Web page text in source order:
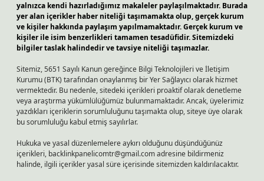
yalnızca kendi hazırladığımız makaleler paylaşılmaktadır. Burada
yer alan içerikler haber niteliği taşımamakta olup, gerçek kurum
ve kişiler hakkında paylaşım yapılmamaktadır. Gerçek kurum ve
kişiler ile isim benzerlikleri tamamen tesadüfidir. Sitemizdeki
bilgiler taslak halindedir ve tavsiye niteliği taşımazlar.
Sitemiz, 5651 Sayılı Kanun gereğince Bilgi Teknolojileri ve İletişim
Kurumu (BTK) tarafından onaylanmış bir Yer Sağlayıcı olarak hizmet
vermektedir. Bu nedenle, sitedeki içerikleri proaktif olarak denetleme
veya araştırma yükümlülüğümüz bulunmamaktadır. Ancak, üyelerimiz
yazdıkları içeriklerin sorumluluğunu taşımakta olup, siteye üye olarak
bu sorumluluğu kabul etmiş sayılırlar.
Hukuka ve yasal düzenlemelere aykırı olduğunu düşündüğünüz
içerikleri, backlinkpanelicomtr@gmail.comadresine bildirmeniz
halinde, ilgili içerikler yasal süre içerisinde sitemizden kaldırılacaktır.